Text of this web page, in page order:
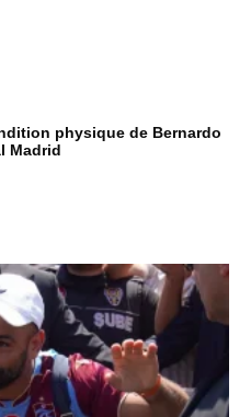
physique de Bernardo
Madrid